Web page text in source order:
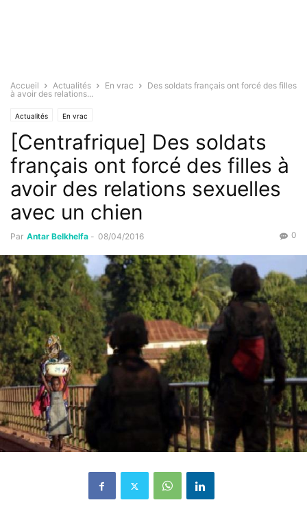
Accueil Actualités En vrac
Des soldats français ont forcé des filles
à avoir des relations...
Actualités En vrac
[Centrafrique] Des soldats
français ont forcé des filles à
avoir des relations sexuelles
avec un chien
Par Antar Belkhelfa - 08/04/2016 0